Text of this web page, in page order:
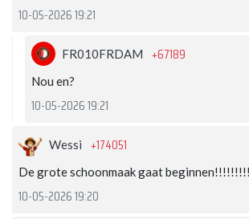
10-05-2026 19:21
FR010FRDAM +67189
Nou en?
10-05-2026 19:21
Wessi +174051
De grote schoonmaak gaat
10-05-2026 19:20